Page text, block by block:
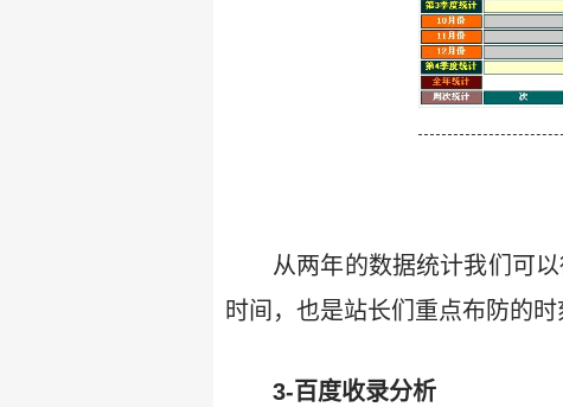
从两年的数据统计我们可
时间，也是站长们重点布防的时
3-百度收录分析